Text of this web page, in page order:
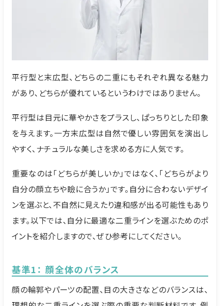
平行型と末広型、どちらの二重にもそれぞれ異なる魅力
があり、どちらが優れているというわけではありません。
平行型は目元に華やかさをプラスし、ぱっちりとした印象
を与えます。一方末広型は自然で優しい雰囲気を演出し
やすく、ナチュラルな美しさを求める方に人気です。
重要なのは「どちらが美しいか」ではなく、「どちらがより
自分の顔立ちや瞼に合うか」です。自分に合わないデザイ
ンを選ぶと、不自然に見えたり違和感が出る可能性もあり
ます。以下では、自分に最適な二重ラインを選ぶためのポ
イントを紹介しますので、ぜひ参考にしてください。
基準1： 顔全体のバランス
顔の輪郭やパーツの配置、目の大きさなどのバランスは、